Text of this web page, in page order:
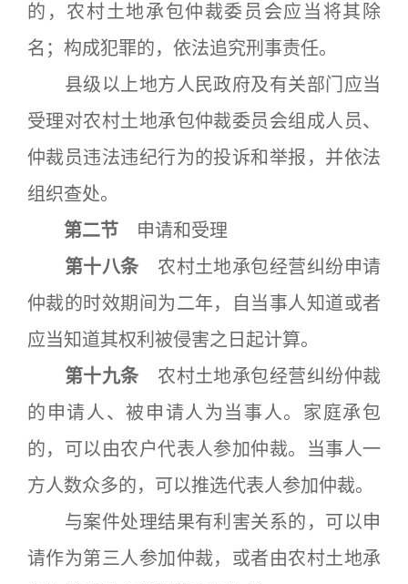
的，农村土地承包仲裁委员会应当将其除
名；构成犯罪的，依法追究刑事责任。
县级以上地方人民政府及有关部门应当
受理对农村土地承包仲裁委员会组成人员、
仲裁员违法违纪行为的投诉和举报，并依法
组织查处。
第二节 申请和受理
第十八条 农村土地承包经营纠纷申请
仲裁的时效期间为二年，自当事人知道或者
应当知道其权利被侵害之日起计算。
第十九条 农村土地承包经营纠纷仲裁
的申请人、被申请人为当事人。家庭承包
的，可以由农户代表人参加仲裁。当事人一
方人数众多的，可以推选代表人参加仲裁。
与案件处理结果有利害关系的，可以申
请作为第三人参加仲裁，或者由农村土地承